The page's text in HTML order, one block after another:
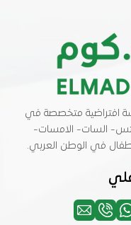
افتراضية متخصصة في
السات- الامسات-
في الوطن العربي.